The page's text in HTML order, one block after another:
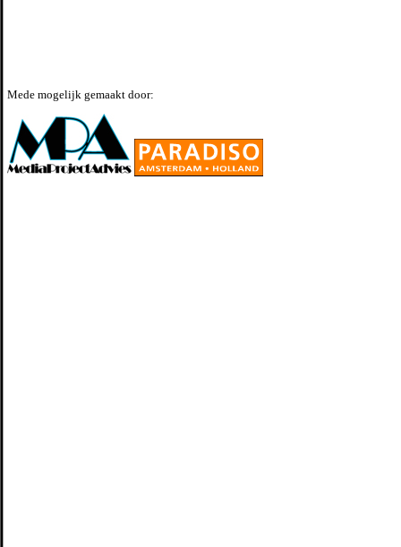
Mede mogelijk gemaakt door: